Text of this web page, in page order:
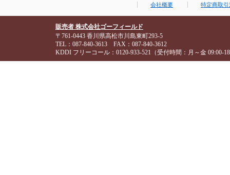
会社概要 特定商取
販売者 株式会社ゴーフィールド
〒761-0443 香川県高松市川島東町293-5
TEL：087-840-3613 FAX：087-840-3612
KDDI フリーコール：0120-933-521（受付時間：月～金 09:00-